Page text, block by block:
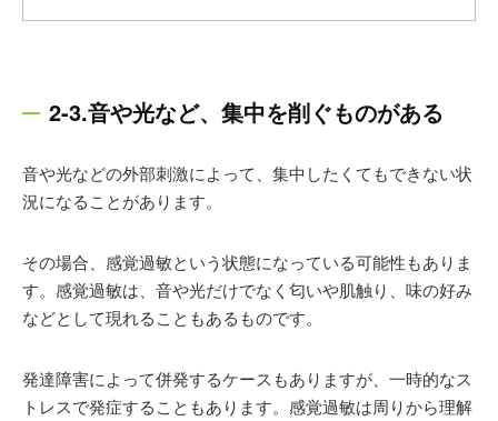
2-3.音や光など、集中を削ぐものがある
音や光などの外部刺激によって、集中したくてもできない状
況になることがあります。
その場合、感覚過敏という状態になっている可能性もありま
す。 感覚過敏は、音や光だけでなく匂いや肌触り、味の好み
などとして現れることもあるものです。
発達障害によって併発するケースもありますが、一時的なス
トレスで発症することもあります。 感覚過敏は周りから理解